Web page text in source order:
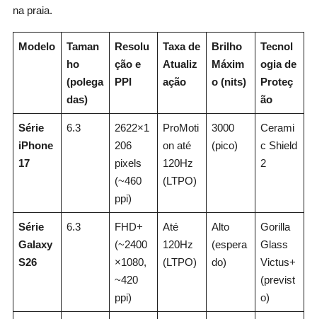
na praia.
Modelo
Taman
ho
(polega
das)
Resolu
ção e
PPI
Taxa de
Atualiz
ação
Brilho
Máxim
o (nits)
Tecnol
ogia de
Proteç
ão
Série
iPhone
17
6.3
2622×1
206
pixels
(~460
ppi)
ProMoti
on até
120Hz
(LTPO)
3000
(pico)
Cerami
c Shield
2
Série
Galaxy
S26
6.3
FHD+
(~2400
×1080,
~420
ppi)
Até
120Hz
(LTPO)
Alto
(espera
do)
Gorilla
Glass
Victus+
(previst
o)